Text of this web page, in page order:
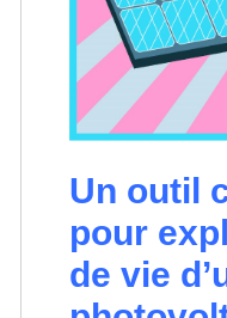
Un outil
pour
de vie